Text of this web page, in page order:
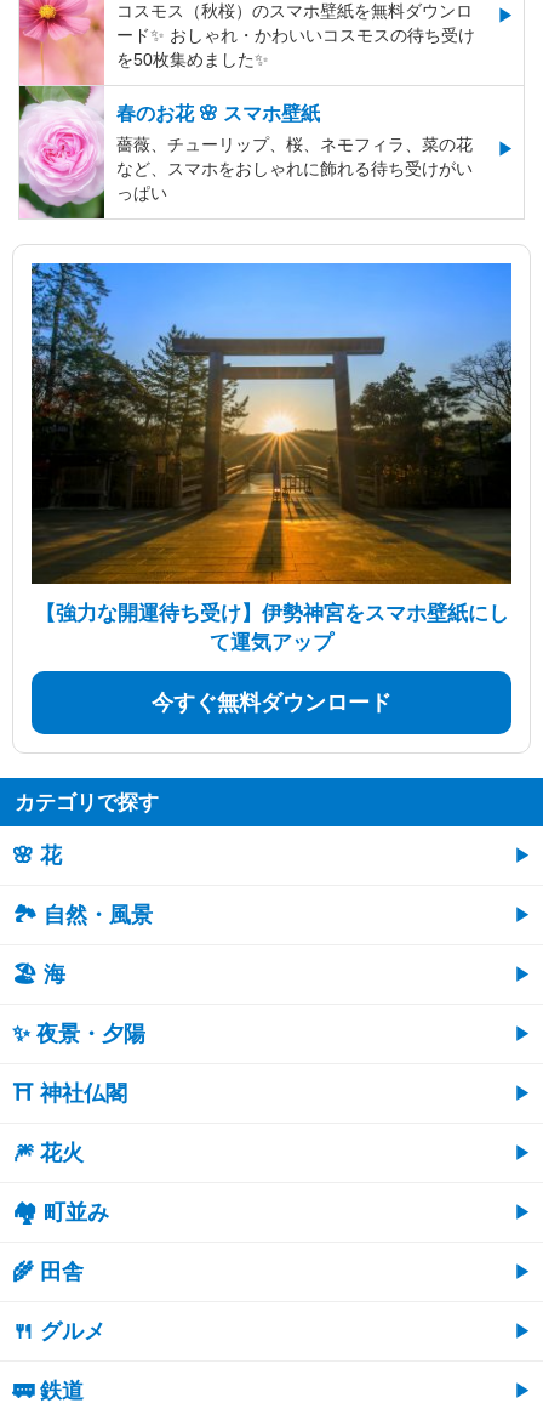
コスモス（秋桜）のスマホ壁紙を無料ダウンロ
ード✨️ おしゃれ・かわいいコスモスの待ち受け
を50枚集めました✨️
春のお花 🌸 スマホ壁紙
薔薇、チューリップ、桜、ネモフィラ、菜の花
など、スマホをおしゃれに飾れる待ち受けがい
っぱい
【強力な開運待ち受け】伊勢神宮をスマホ壁紙にし
て運気アップ
今すぐ無料ダウンロード
カテゴリで探す
🌸 花
🏞️ 自然・風景
🏖 海
✨ 夜景・夕陽
⛩ 神社仏閣
🎆 花火
🏘 町並み
🌾 田舎
🍴 グルメ
🚃 鉄道